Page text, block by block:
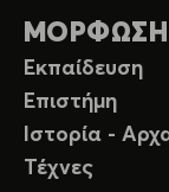
ΜΟΡΦΩΣΗ
Εκπαίδευση
Επιστήμη
Ιστορία -
Τέχνες